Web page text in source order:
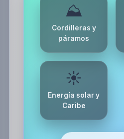
⛰️
Cordilleras y
páramos
☀️
Energía solar y
Caribe